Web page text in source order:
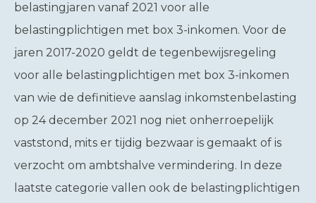
belastingjaren vanaf 2021 voor alle
belastingplichtigen met box 3-inkomen. Voor de
jaren 2017-2020 geldt de tegenbewijsregeling
voor alle belastingplichtigen met box 3-inkomen
van wie de definitieve aanslag inkomstenbelasting
op 24 december 2021 nog niet onherroepelijk
vaststond, mits er tijdig bezwaar is gemaakt of is
verzocht om ambtshalve vermindering. In deze
laatste categorie vallen ook de belastingplichtigen